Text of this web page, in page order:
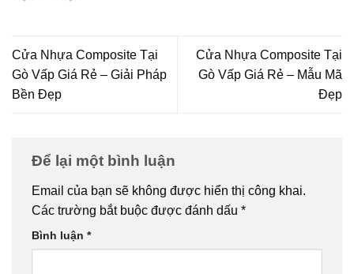
Cửa Nhựa Composite Tại
Gò Vấp Giá Rẻ – Giải Pháp
Bền Đẹp
Cửa Nhựa Composite Tại
Gò Vấp Giá Rẻ – Mẫu Mã
Đẹp
Để lại một bình luận
Email của bạn sẽ không được hiển thị công khai.
Các trường bắt buộc được đánh dấu *
Bình luận *